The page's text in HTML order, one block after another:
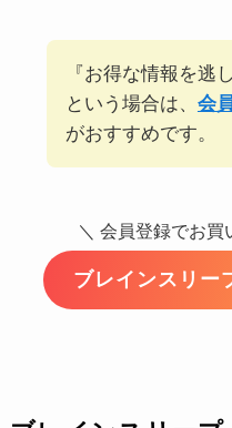
『お得な情報を逃
という場合は、 会
がおすすめです。
＼ 会員登録でお
ブレインスリー